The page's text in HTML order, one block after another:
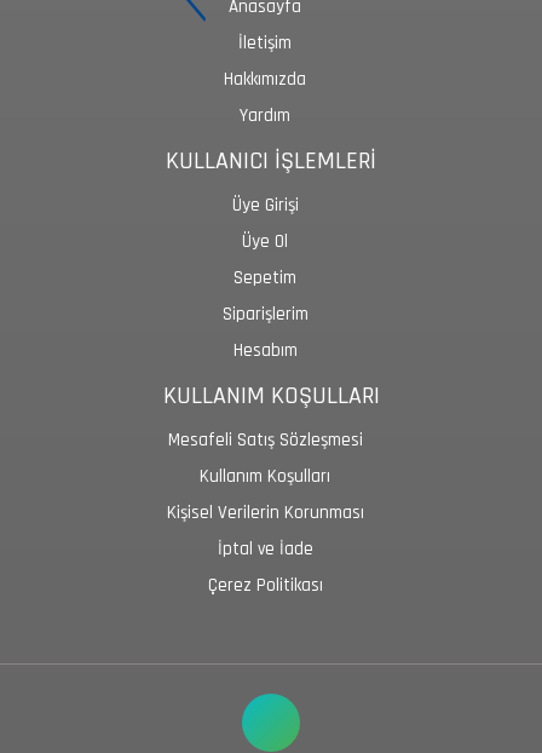
Anasayfa
İletişim
Hakkımızda
Yardım
KULLANICI İŞLEMLERİ
Üye Girişi
Üye Ol
Sepetim
Siparişlerim
Hesabım
KULLANIM KOŞULLARI
Mesafeli Satış Sözleşmesi
Kullanım Koşulları
Kişisel Verilerin Korunması
İptal ve İade
Çerez Politikası